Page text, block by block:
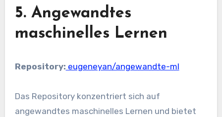
5. Angewandtes
maschinelles Lernen
Repository: eugeneyan/angewandte-ml
Das Repository konzentriert sich auf
angewandtes maschinelles Lernen und bietet